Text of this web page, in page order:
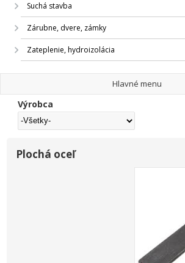
Suchá stavba
Zárubne, dvere, zámky
Zateplenie, hydroizolácia
Hlavné menu
Výrobca
Plochá oceľ